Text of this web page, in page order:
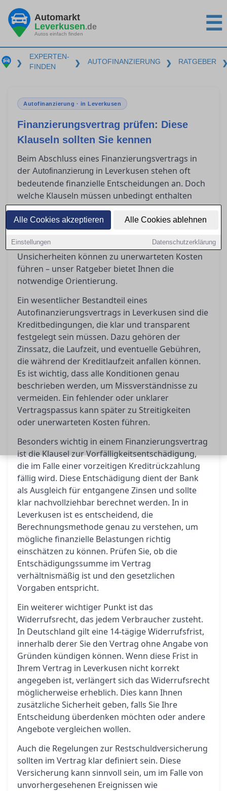
Alle Cookies akzeptieren Alle Cookies ablehnen
Einstellungen Datenschutzerklärung
Automarkt
Leverkusen.de
Autos einfach finden ☰
❯
EXPERTEN-
FINDEN
❯ AUTOFINANZIERUNG ❯ RATGEBER
Autofinanzierung · in Leverkusen
Finanzierungsvertrag prüfen: Diese
Klauseln sollten Sie kennen
Beim Abschluss eines Finanzierungsvertrags in
der Autofinanzierung in Leverkusen stehen oft
bedeutende finanzielle Entscheidungen an. Doch
welche Klauseln müssen unbedingt enthalten
sein, um rechtlich abgesichert zu sein? Viele
Verbraucher sind unsicher, was
Vorfälligkeitsentschädigungen bedeuten oder
wann ein Widerruf möglich ist. Diese
Unsicherheiten können zu unerwarteten Kosten
führen – unser Ratgeber bietet Ihnen die
notwendige Orientierung.
Ein wesentlicher Bestandteil eines
Autofinanzierungsvertrags in Leverkusen sind die
Kreditbedingungen, die klar und transparent
festgelegt sein müssen. Dazu gehören der
Zinssatz, die Laufzeit, und eventuelle Gebühren,
die während der Kreditlaufzeit anfallen können.
Es ist wichtig, dass alle Konditionen genau
beschrieben werden, um Missverständnisse zu
vermeiden. Ein fehlender oder unklarer
Vertragspassus kann später zu Streitigkeiten
oder unerwarteten Kosten führen.
Besonders wichtig in einem Finanzierungsvertrag
ist die Klausel zur Vorfälligkeitsentschädigung,
die im Falle einer vorzeitigen Kreditrückzahlung
fällig wird. Diese Entschädigung dient der Bank
als Ausgleich für entgangene Zinsen und sollte
klar nachvollziehbar berechnet werden. In in
Leverkusen ist es entscheidend, die
Berechnungsmethode genau zu verstehen, um
mögliche finanzielle Belastungen richtig
einschätzen zu können. Prüfen Sie, ob die
Entschädigungssumme im Vertrag
verhältnismäßig ist und den gesetzlichen
Vorgaben entspricht.
Ein weiterer wichtiger Punkt ist das
Widerrufsrecht, das jedem Verbraucher zusteht.
In Deutschland gilt eine 14-tägige Widerrufsfrist,
innerhalb derer Sie den Vertrag ohne Angabe von
Gründen kündigen können. Wenn diese Frist in
Ihrem Vertrag in Leverkusen nicht korrekt
angegeben ist, verlängert sich das Widerrufsrecht
möglicherweise erheblich. Dies kann Ihnen
zusätzliche Sicherheit geben, falls Sie Ihre
Entscheidung überdenken möchten oder andere
Angebote vergleichen wollen.
Auch die Regelungen zur Restschuldversicherung
sollten im Vertrag klar definiert sein. Diese
Versicherung kann sinnvoll sein, um im Falle von
unvorhergesehenen Ereignissen wie